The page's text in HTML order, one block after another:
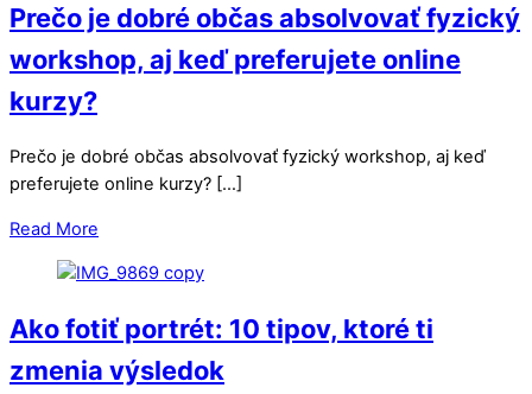
Prečo je dobré občas absolvovať fyzický
workshop, aj keď preferujete online
kurzy?
Prečo je dobré občas absolvovať fyzický workshop, aj keď
preferujete online kurzy? […]
Read More
Ako fotiť portrét: 10 tipov, ktoré ti
zmenia výsledok